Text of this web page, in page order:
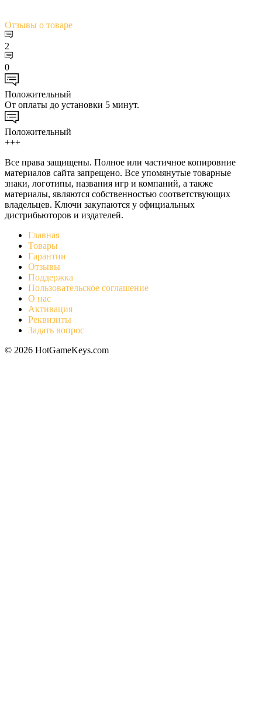
Отзывы о товаре
2
0
Положительный
От оплаты до установки 5 минут.
Положительный
+++
Все права защищены. Полное или частичное копировние
материалов сайта запрещено. Все упомянутые товарные
знаки, логотипы, названия игр и компаний, а также
материалы, являются собственностью соответствующих
владельцев. Ключи закупаются у официальных
дистрибьюторов и издателей.
Главная
Товары
Гарантии
Отзывы
Поддержка
Пользовательское соглашение
О нас
Активация
Реквизиты
Задать вопрос
© 2026 HotGameKeys.com